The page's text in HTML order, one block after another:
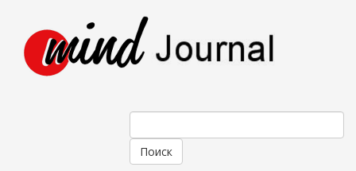
Форма поиска
Поиск